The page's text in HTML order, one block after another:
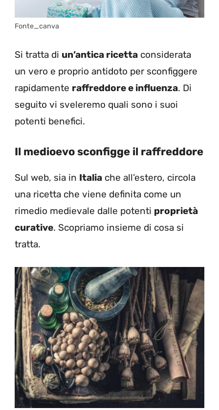
Fonte_canva
Si tratta di un’antica ricetta considerata
un vero e proprio antidoto per sconfiggere
rapidamente raffreddore e influenza. Di
seguito vi sveleremo quali sono i suoi
potenti benefici.
Il medioevo sconfigge il raffreddore
Sul web, sia in Italia che all’estero, circola
una ricetta che viene definita come un
rimedio medievale dalle potenti proprietà
curative. Scopriamo insieme di cosa si
tratta.